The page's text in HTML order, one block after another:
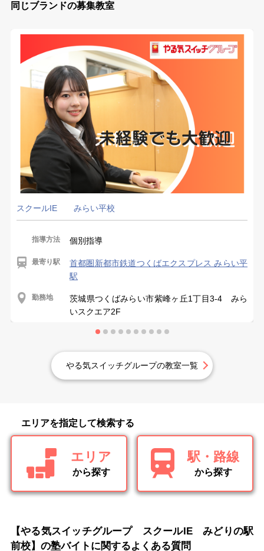
同じブランドの募集教室
スクールIE みらい平校
指導方法 個別指導
最寄り駅
首都圏新都市鉄道つくばエクスプレス みらい平
駅
勤務地
茨城県つくばみらい市紫峰ヶ丘1丁目3-4 みら
いスクエア2F
やる気スイッチグループの教室一覧
エリアを指定して検索する
エリア
から探す
駅・路線
から探す
【やる気スイッチグループ スクールIE みどりの駅
前校】の塾バイトに関するよくある質問